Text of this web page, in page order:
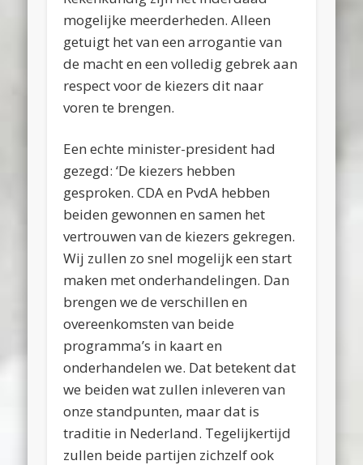
mogelijke meerderheden. Alleen
getuigt het van een arrogantie van
de macht en een volledig gebrek aan
respect voor de kiezers dit naar
voren te brengen.
Een echte minister-president had
gezegd: ‘De kiezers hebben
gesproken. CDA en PvdA hebben
beiden gewonnen en samen het
vertrouwen van de kiezers gekregen.
Wij zullen zo snel mogelijk een start
maken met onderhandelingen. Dan
brengen we de verschillen en
overeenkomsten van beide
programma’s in kaart en
onderhandelen we. Dat betekent dat
we beiden wat zullen inleveren van
onze standpunten, maar dat is
traditie in Nederland. Tegelijkertijd
zullen beide partijen zichzelf ook